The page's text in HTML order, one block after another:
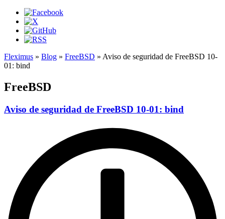
Fleximus » Blog » FreeBSD » Aviso de seguridad de FreeBSD 10-
01: bind
FreeBSD
Aviso de seguridad de FreeBSD 10-01: bind